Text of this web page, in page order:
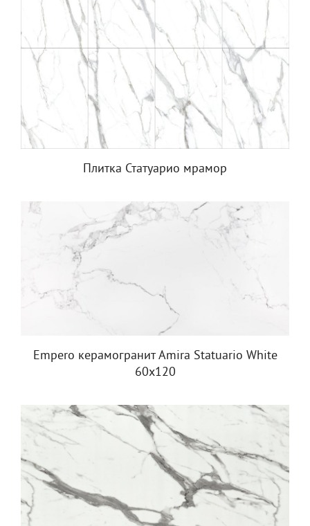
Плитка Статуарио мрамор
Empero керамогранит Amira Statuario White
60x120